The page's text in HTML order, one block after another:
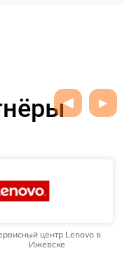
центр Lenovo в
Ижевске